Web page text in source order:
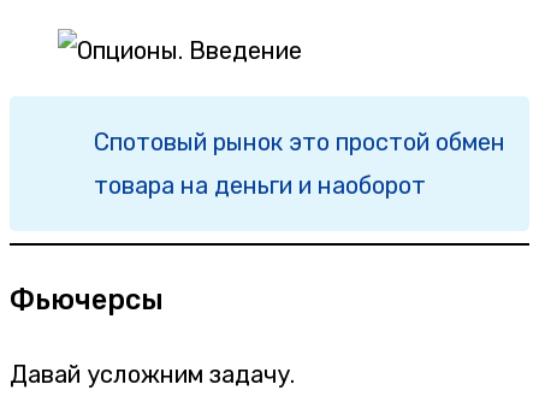
Спотовый рынок это простой обмен
товара на деньги и наоборот
Фьючерсы
Давай усложним задачу.